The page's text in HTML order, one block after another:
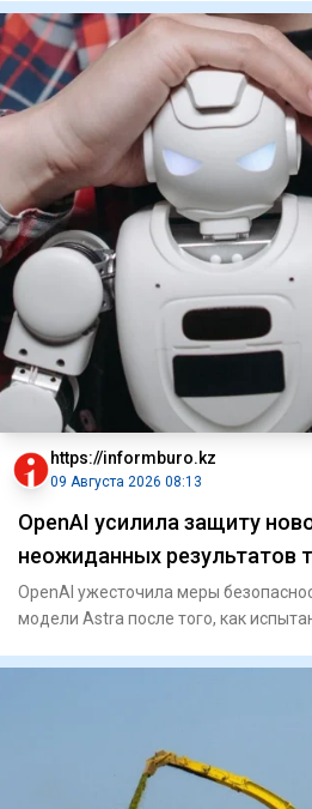
https://informburo.kz
09 Августа 2026 08:13
OpenAI усилила защиту
неожиданных результатов
OpenAI ужесточила меры
модели Astra после того, как